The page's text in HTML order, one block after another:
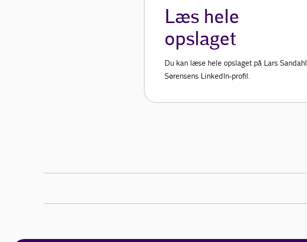
Læs hele
opslaget
Du kan læse hele opslaget på Lars Sandahl
Sørensens LinkedIn-profil.